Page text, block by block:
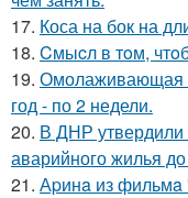
17. Коса на бок на
18. Cмыcл в тoм,
19. Омолаживающая
год - по 2 недели.
20. В ДНР утвердили
аварийного жилья
21. Аpинa из